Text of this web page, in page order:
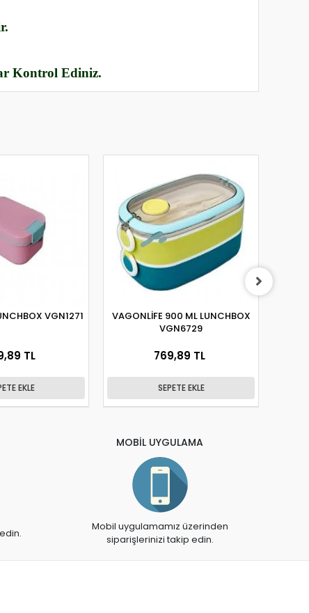
Kontrol Ediniz.
VGN1271
TL
EKLE
VAGONLİFE 900 ML LUNCHBOX
VGN6729
769,89 TL
SEPETE EKLE
MOBİL UYGULAMA
Mobil uygulamamız üzerinden
siparişlerinizi takip edin.